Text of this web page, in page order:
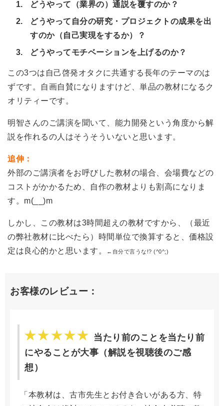
どうやって（業界の）通説を覆すのか？
どうやって自分の研究・プロジェクトの成果を出
すのか（自己実現をするか）？
どうやってモチベーションを上げるのか？
この3つは自己啓発オタクに共通する長年のテーマのは
ずです。自画自賛になりますけど、単品の教材になるク
オリティーです。
明智さんのご講演を聞いて、能力開発という角度から解
説を作れるの人はそうそういないと思います。
追伸：
外部のご講演者をお呼びした教材の場合、会場費などの
コストがかかるため、自作の教材よりも割高になりま
す。m(__)m
しかし、この教材は3時間超えの教材ですから、（最近
の弊社教材に比べたら）時間単位で換算すると、価格設
定は良心的かと思います。
←自分で言うな!? (^0^;)
お客様のレビュー：
当たり前のことを当たり前
にやることが大事（解説を視聴後のご感
想）
「本教材は、古市先生とお付き合いがある方、特